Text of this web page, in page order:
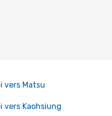
vers Matsu
vers Kaohsiung